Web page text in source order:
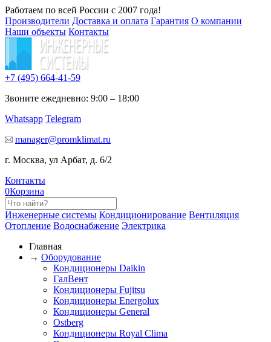
Работаем по всей России с 2007 года!
Производители Доставка и оплата Гарантия О компании
Наши объекты Контакты
+7 (495) 664-41-59
Звоните ежедневно: 9:00 – 18:00
Whatsapp Telegram
manager@promklimat.ru
г. Москва, ул Арбат, д. 6/2
Контакты
0Корзина
Инженерные системы Кондиционирование Вентиляция
Отопление Водоснабжение Электрика
Главная
→ Оборудование
Кондиционеры Daikin
ГалВент
Кондиционеры Fujitsu
Кондиционеры Energolux
Кондиционеры General
Ostberg
Кондиционеры Royal Clima